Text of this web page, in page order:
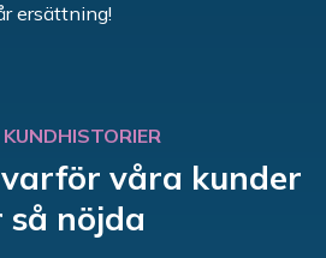
ersättning!
KUNDHISTORIER
varför våra kunder
så nöjda